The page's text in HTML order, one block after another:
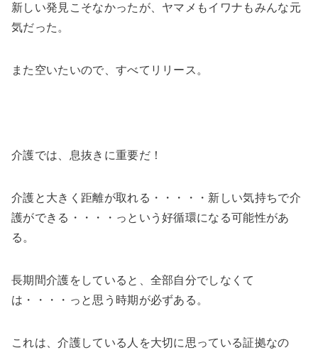
新しい発見こそなかったが、ヤマメもイワナもみんな元
気だった。
また空いたいので、すべてリリース。
介護では、息抜きに重要だ！
介護と大きく距離が取れる・・・・・新しい気持ちで介
護ができる・・・・っという好循環になる可能性があ
る。
長期間介護をしていると、全部自分でしなくて
は・・・・っと思う時期が必ずある。
これは、介護している人を大切に思っている証拠なの